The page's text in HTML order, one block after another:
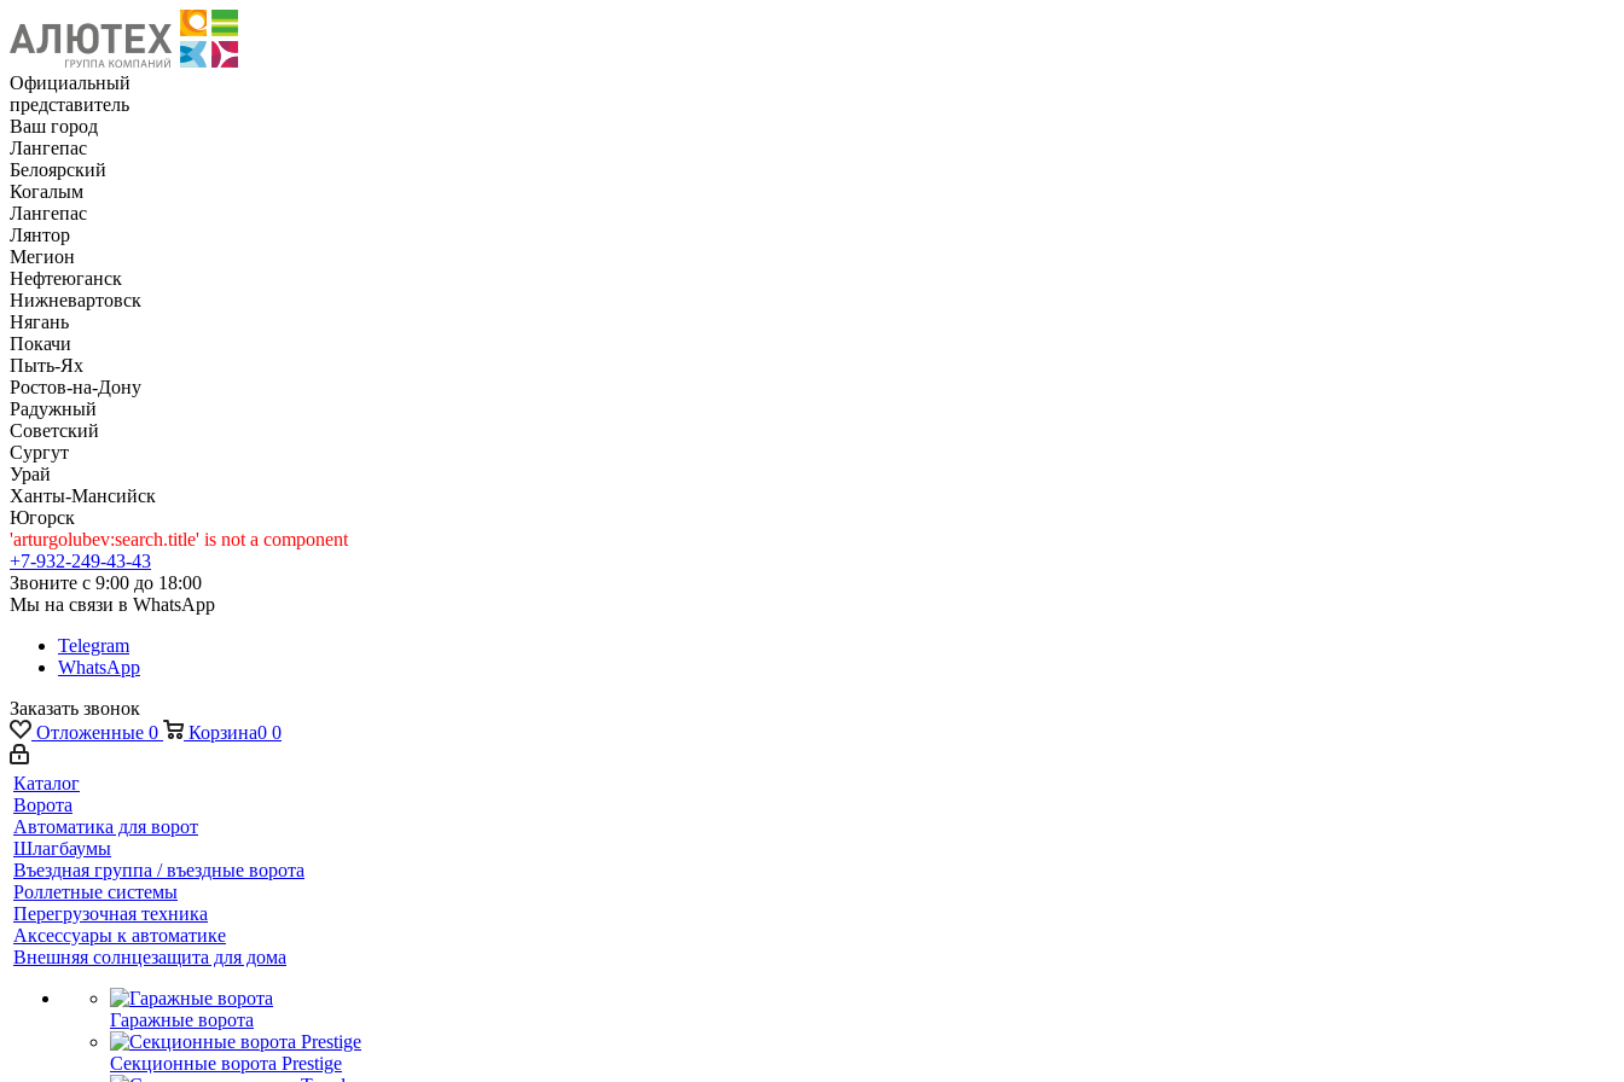
Официальный
представитель
Ваш город
Лангепас
Белоярский
Когалым
Лангепас
Лянтор
Мегион
Нефтеюганск
Нижневартовск
Нягань
Покачи
Пыть-Ях
Рoстов-на-Дону
Радужный
Советский
Сургут
Урай
Ханты-Мансийск
Югорск
'arturgolubev:search.title' is not a component
+7-932-249-43-43
Звоните с 9:00 до 18:00
Мы на связи в WhatsApp
Telegram
WhatsApp
Заказать звонок
Отложенные 0 Корзина0 0
Каталог
Ворота
Автоматика для ворот
Шлагбаумы
Въездная группа / въездные ворота
Роллетные системы
Перегрузочная техника
Аксессуары к автоматике
Внешняя солнцезащита для дома
Гаражные ворота
Секционные ворота Prestige